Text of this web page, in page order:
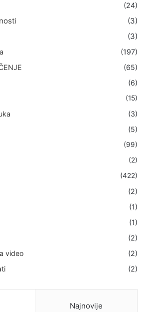
(24)
(3)
(3)
(197)
(65)
(6)
(15)
(3)
(5)
(99)
(2)
(422)
(2)
(1)
(1)
(2)
video
(2)
(2)
Najnovije